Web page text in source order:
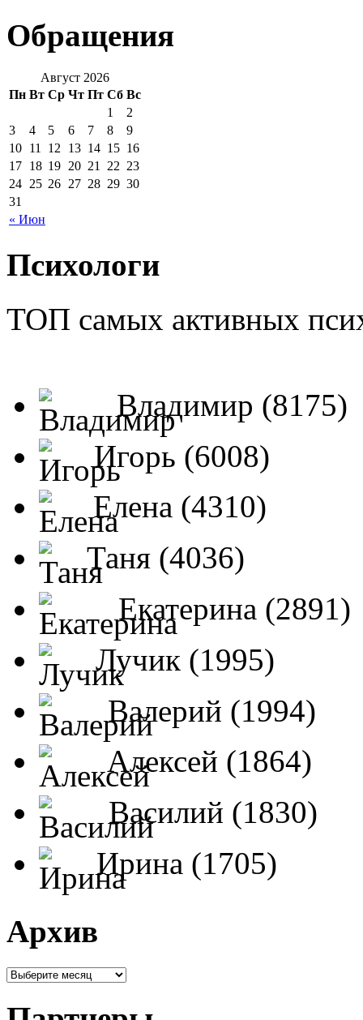
Обращения
Август 2026
Пн Вт Ср Чт Пт Сб Вс
« Июн
1
2
3
4 5 6 7 8
9
10 11 12 13 14 15 16
17 18 19 20 21 22 23
24 25 26 27 28 29 30
31
Психологи
ТОП самых активных
Владимир (8175)
Игорь (6008)
Елена (4310)
Таня (4036)
Екатерина (2891)
Лучик (1995)
Валерий (1994)
Алексей (1864)
Василий (1830)
Ирина (1705)
Архив